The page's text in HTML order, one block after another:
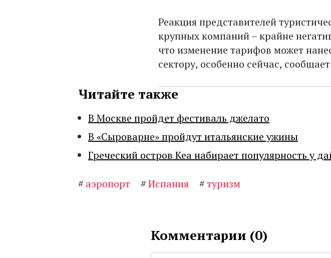
Реакция представителей
крупных компаний – крайне
что изменение тарифов может
сектору, особенно сейчас, сообщает
Читайте также
В Москве пройдет фестиваль джелато
В «Сыроварне» пройдут итальянские ужины
Греческий остров Кеа набирает популярность у
# аэропорт #Испания #туризм
Комментарии (0)